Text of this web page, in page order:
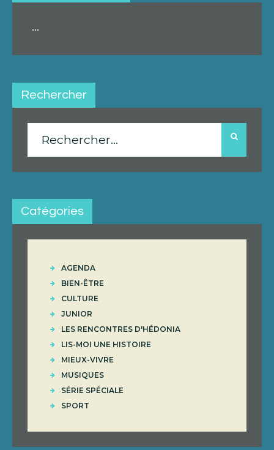
...
Rechercher
Rechercher :
Catégories
AGENDA
BIEN-ÊTRE
CULTURE
JUNIOR
LES RENCONTRES D'HÉDONIA
LIS-MOI UNE HISTOIRE
MIEUX-VIVRE
MUSIQUES
SÉRIE SPÉCIALE
SPORT